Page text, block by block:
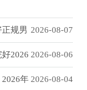
规男 2026-08-07
2026 2026-08-06
年 2026-08-04